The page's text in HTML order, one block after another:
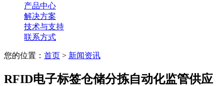
产品中心
解决方案
技术与支持
联系方式
您的位置： 首页 > 新闻资讯
RFID电子标签仓储分拣自动化监管供应